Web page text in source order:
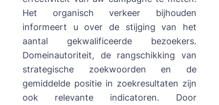
Het organisch verkeer bijhouden
informeert u over de stijging van het
aantal gekwalificeerde bezoekers.
Domeinautoriteit, de rangschikking van
strategische zoekwoorden en de
gemiddelde positie in zoekresultaten zijn
ook relevante indicatoren. Door